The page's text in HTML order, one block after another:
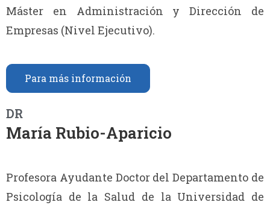
Máster en Administración y Dirección de
Empresas (Nivel Ejecutivo).
Para más información
DR
María Rubio-Aparicio
Profesora Ayudante Doctor del Departamento de
Psicología de la Salud de la Universidad de